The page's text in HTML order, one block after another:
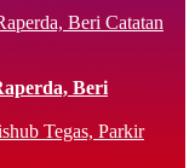
Beri